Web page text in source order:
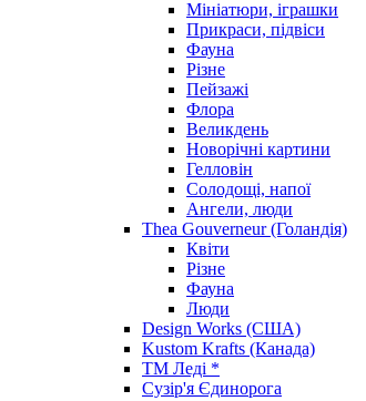
Мініатюри, іграшки
Прикраси, підвіси
Фауна
Різне
Пейзажі
Флора
Великдень
Новорічні картини
Гелловін
Солодощі, напої
Ангели, люди
Thea Gouverneur (Голандія)
Квіти
Різне
Фауна
Люди
Design Works (США)
Kustom Krafts (Канада)
ТМ Леді *
Сузір'я Єдинорога